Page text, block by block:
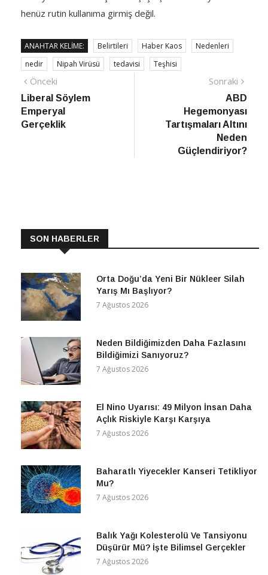
henüz rutin kullanıma girmiş değil.
ANAHTAR KELIME: Belirtileri Haber Kaos
Nedenleri
nedir
Nipah Virüsü tedavisi Teşhisi
Yazı
gezinmesi
Önceki
haber
Liberal Söylem
Emperyal
Gerçeklik
Sonraki
ABD
Hegemonyası
Tartışmaları Altını
Neden
Güçlendiriyor?
SON HABERLER
Orta Doğu’da Yeni Bir Nükleer Silah
Yarış Mı Başlıyor?
7 Ağustos 2026
Neden Bildiğimizden Daha Fazlasını
Bildiğimizi Sanıyoruz?
7 Ağustos 2026
El Nino Uyarısı: 49 Milyon İnsan Daha
Açlık Riskiyle Karşı Karşıya
7 Ağustos 2026
Baharatlı Yiyecekler Kanseri Tetikliyor
Mu?
7 Ağustos 2026
Balık Yağı Kolesterolü Ve Tansiyonu
Düşürür Mü? İşte Bilimsel Gerçekler
7 Ağustos 2026